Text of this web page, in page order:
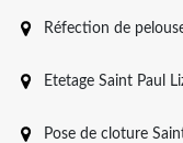
Réfection de
Etetage Saint Paul
Pose de cloture